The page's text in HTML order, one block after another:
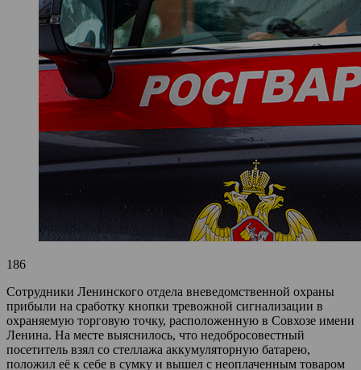
186
Сотрудники Ленинского отдела вневедомственной охраны
прибыли на сработку кнопки тревожной сигнализации в
охраняемую торговую точку, расположенную в Совхозе имени
Ленина. На месте выяснилось, что недобросовестный
посетитель взял со стеллажа аккумуляторную батарею,
положил её к себе в сумку и вышел с неоплаченным товаром